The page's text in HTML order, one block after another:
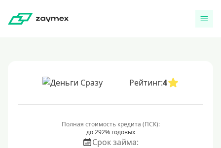
Рейтинг:4
Полная стоимость кредита (ПСК):
до 292% годовых
Срок займа: